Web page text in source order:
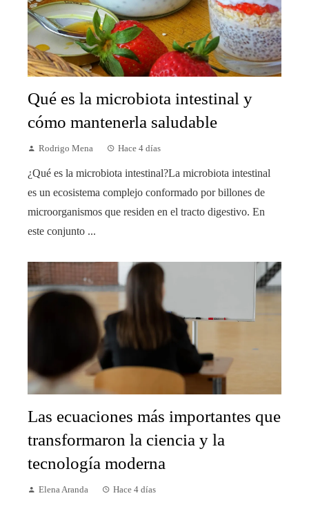
Qué es la microbiota intestinal y
cómo mantenerla saludable
Rodrigo Mena Hace 4 días
¿Qué es la microbiota intestinal?La microbiota intestinal
es un ecosistema complejo conformado por billones de
microorganismos que residen en el tracto digestivo. En
este conjunto ...
Las ecuaciones más importantes que
transformaron la ciencia y la
tecnología moderna
Elena Aranda Hace 4 días